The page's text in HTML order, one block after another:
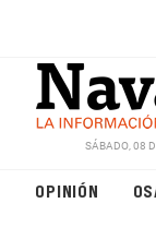
SÁBADO, 08
OPINIÓN